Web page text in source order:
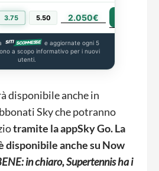
3.75 5.50 2.050€
e aggiornate ogni 5
a scopo informativo per i nuovi
utenti.
disponibile anche in
Sky che potranno
tramite la appSky Go. La
disponibile anche su Now
in chiaro, Supertennis ha i